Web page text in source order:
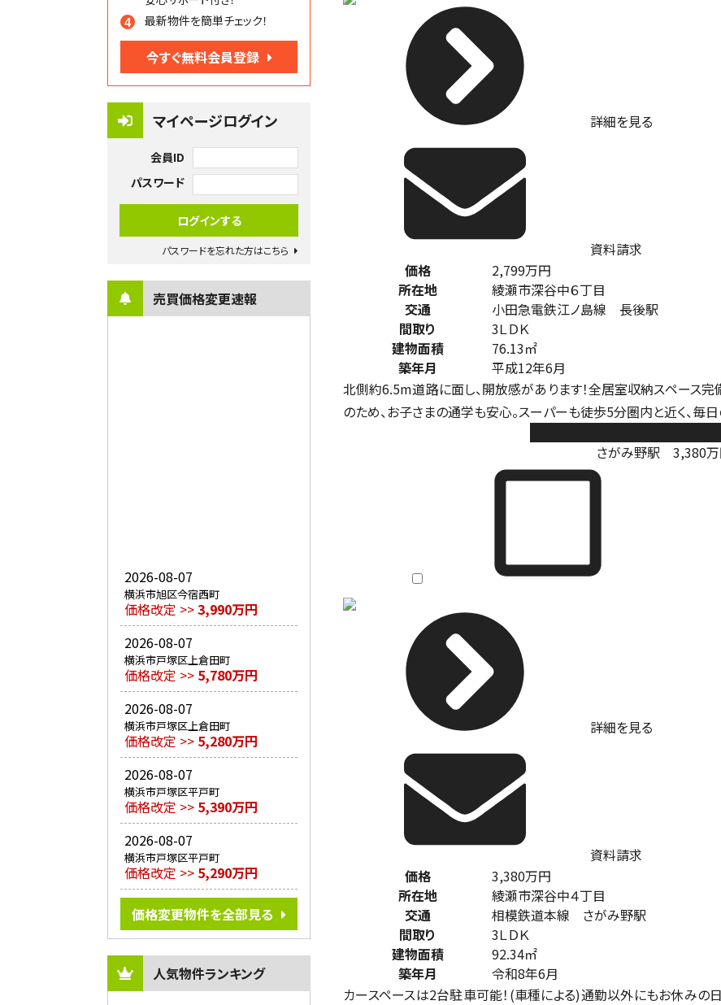
最新物件を簡単チェック！
今すぐ無料会員登録
マイページログイン
会員ID
パスワード
パスワードを忘れた方はこちら
売買価格変更速報
2026-08-07
横浜市旭区今宿西町
価格改定 >>3,990万円
2026-08-07
横浜市戸塚区上倉田町
価格改定 >> 5,780万円
2026-08-07
横浜市戸塚区上倉田町
価格改定 >> 5,280万円
2026-08-07
横浜市戸塚区平戸町
価格改定 >> 5,390万円
2026-08-07
横浜市戸塚区平戸町
価格改定 >> 5,290万円
価格変更物件を全部見る
人気物件ランキング
詳細を見る
資料請求
価格
2,799万円
所在地
綾瀬市深谷中６丁目
交通
小田急電鉄江ノ島線 長後駅
間取り
3ＬＤＫ
建物面積
76.13㎡
築年月
平成12年6月
北側約6.5m道路に面し、開放感があります！全居室収納スペース
のため、お子さまの通学も安心。スーパーも徒歩5分圏内と近く、
さがみ野駅
3,380
詳細を見る
資料請求
価格
3,380万円
所在地
綾瀬市深谷中４丁目
交通
相模鉄道本線 さがみ野駅
間取り
3ＬＤＫ
建物面積
92.34㎡
築年月
令和8年6月
カースペースは2台駐車可能！(車種による)通勤以外にもお休みの